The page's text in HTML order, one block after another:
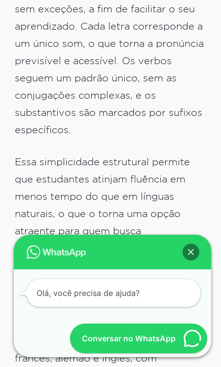
sem exceções, a fim de facilitar o seu
aprendizado. Cada letra corresponde a
um único som, o que torna a pronúncia
previsível e acessível. Os verbos
seguem um padrão único, sem as
conjugações complexas, e os
substantivos são marcados por sufixos
específicos.
Essa simplicidade estrutural permite
que estudantes atinjam fluência em
menos tempo do que em línguas
naturais, o que o torna uma opção
atraente para quem busca
comunicação internacional.
Vocabulário Internacional
O vocabulário do idioma Esperanto é
derivado principalmente de línguas
europeias e ocidentais, como o latim,
francês, alemão e inglês, com
Conversar no WhatsApp
Olá, você precisa de ajuda?